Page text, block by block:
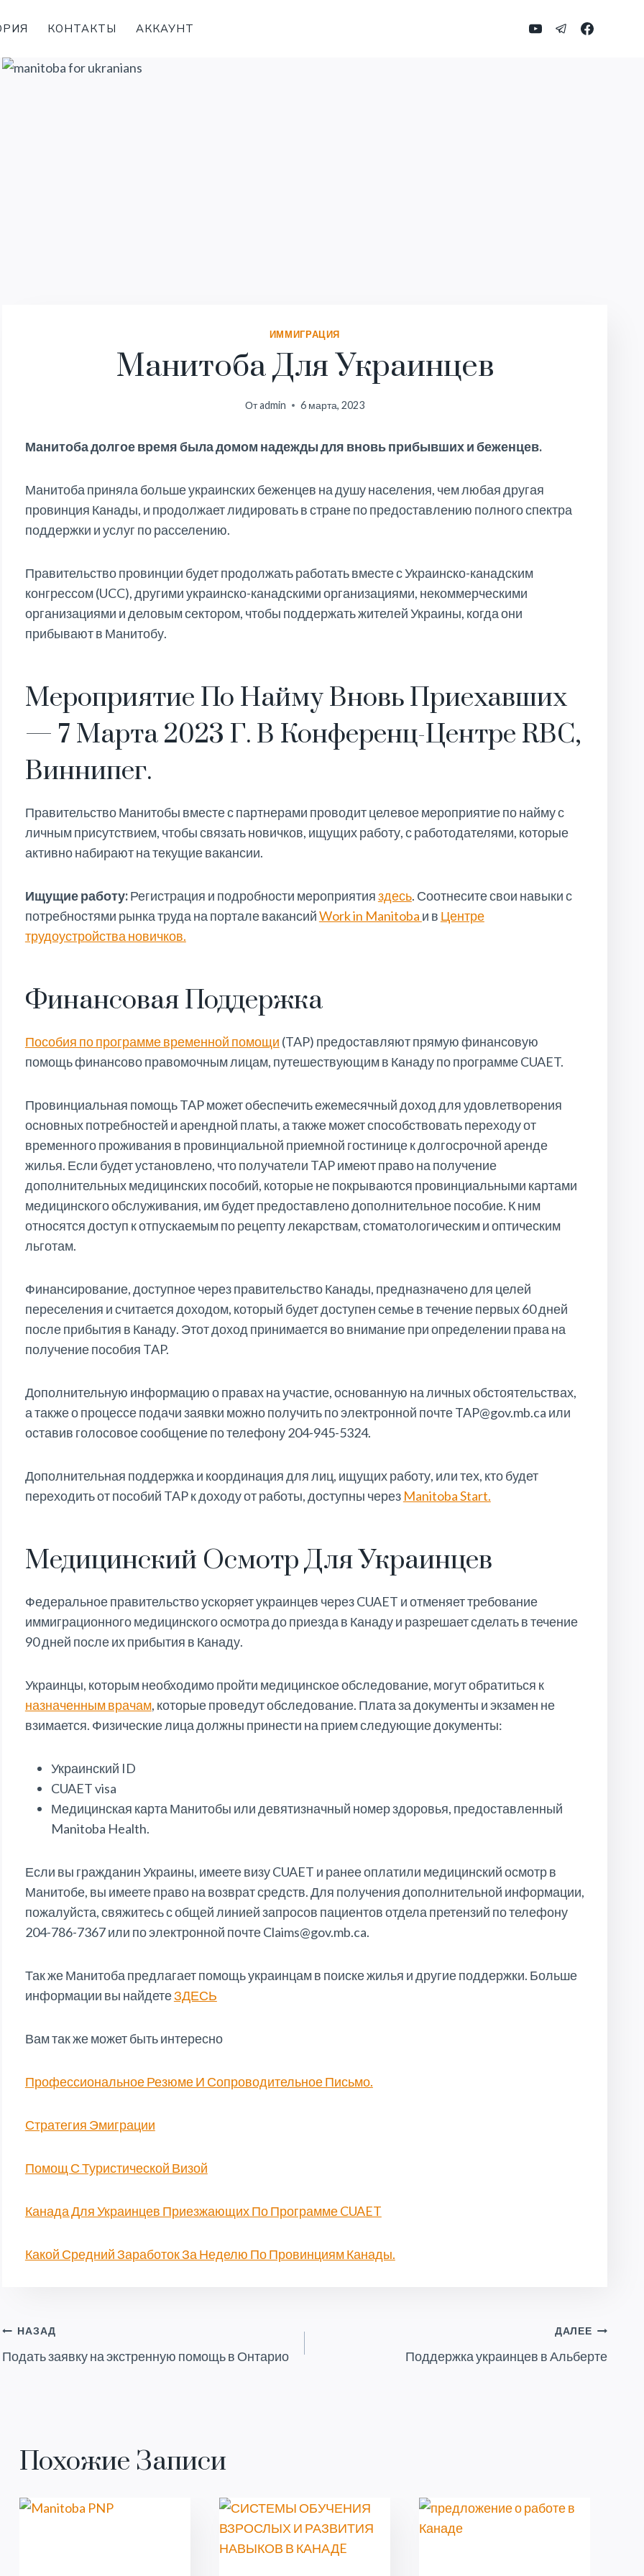
КОНТАКТЫ АККАУНТ
ИММИГРАЦИЯ
Манитоба Для Украинцев
Отadmin 6 марта, 2023
Манитоба долгое время была домом надежды для вновь прибывших и беженцев.
Манитоба приняла больше украинских беженцев на душу населения, чем любая другая
провинция Канады, и продолжает лидировать в стране по предоставлению полного спектра
поддержки и услуг по расселению.
Правительство провинции будет продолжать работать вместе с Украинско-канадским
конгрессом (UCC), другими украинско-канадскими организациями, некоммерческими
организациями и деловым сектором, чтобы поддержать жителей Украины, когда они
прибывают в Манитобу.
Мероприятие По Найму Вновь Приехавших
— 7 Марта 2023 Г. В Конференц-Центре RBC,
Виннипег.
Правительство Манитобы вместе с партнерами проводит целевое мероприятие по найму с
личным присутствием, чтобы связать новичков, ищущих работу, с работодателями, которые
активно набирают на текущие вакансии.
Ищущие работу:Регистрация и подробности мероприятияздесь. Соотнесите свои навыки с
потребностями рынка труда на портале вакансийWork in Manitoba и в Центре
трудоустройства новичков.
Финансовая Поддержка
Пособия по программе временной помощи (TAP) предоставляют прямую финансовую
помощь финансово правомочным лицам, путешествующим в Канаду по программе CUAET.
Провинциальная помощь TAP может обеспечить ежемесячный доход для удовлетворения
основных потребностей и арендной платы, а также может способствовать переходу от
временного проживания в провинциальной приемной гостинице к долгосрочной аренде
жилья. Если будет установлено, что получатели TAP имеют право на получение
дополнительных медицинских пособий, которые не покрываются провинциальными картами
медицинского обслуживания, им будет предоставлено дополнительное пособие. К ним
относятся доступ к отпускаемым по рецепту лекарствам, стоматологическим и оптическим
льготам.
Финансирование, доступное через правительство Канады, предназначено для целей
переселения и считается доходом, который будет доступен семье в течение первых 60 дней
после прибытия в Канаду. Этот доход принимается во внимание при определении права на
получение пособия TAP.
Дополнительную информацию о правах на участие, основанную на личных обстоятельствах,
а также о процессе подачи заявки можно получить по электронной почте TAP@gov.mb.ca или
оставив голосовое сообщение по телефону 204-945-5324.
Дополнительная поддержка и координация для лиц, ищущих работу, или тех, кто будет
переходить от пособий TAP к доходу от работы, доступны через Manitoba Start.
Медицинский Осмотр Для Украинцев
Федеральное правительство ускоряет украинцев через CUAET и отменяет требование
иммиграционного медицинского осмотра до приезда в Канаду и разрешает сделать в течение
90 дней после их прибытия в Канаду.
Украинцы, которым необходимо пройти медицинское обследование, могут обратиться к
назначенным врачам, которые проведут обследование. Плата за документы и экзамен не
взимается. Физические лица должны принести на прием следующие документы:
Украинский ID
CUAET visa
Медицинская карта Манитобы или девятизначный номер здоровья, предоставленный
Manitoba Health.
Если вы гражданин Украины, имеете визу CUAET и ранее оплатили медицинский осмотр в
Манитобе, вы имеете право на возврат средств. Для получения дополнительной информации,
пожалуйста, свяжитесь с общей линией запросов пациентов отдела претензий по телефону
204-786-7367 или по электронной почте Claims@gov.mb.ca.
Так же Манитоба предлагает помощь украинцам в поиске жилья и другие поддержки. Больше
информации вы найдетеЗДЕСЬ
Вам так же может быть интересно
Профессиональное Резюме И Сопроводительное Письмо.
Стратегия Эмиграции
Помощ С Туристической Визой
Канада Для Украинцев Приезжающих По Программе CUAET
Какой Средний Заработок За Неделю По Провинциям Канады.
Навигация
По
НАЗАД
Подать заявку на экстренную помощь в Онтарио
ДАЛЕЕ
Поддержка украинцев в Альберте
Похожие Записи